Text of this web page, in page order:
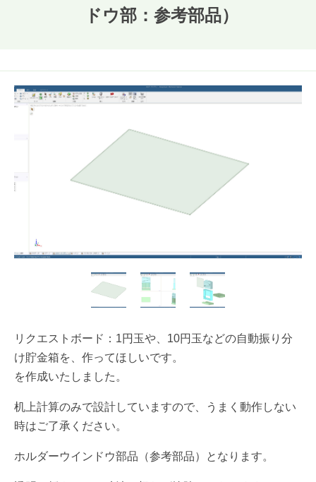
ドウ部：参考部品）
リクエストボード：1円玉や、10円玉などの自動振り分
け貯金箱を、作ってほしいです。
を作成いたしました。
机上計算のみで設計していますので、うまく動作しない
時はご了承ください。
ホルダーウインドウ部品（参考部品）となります。